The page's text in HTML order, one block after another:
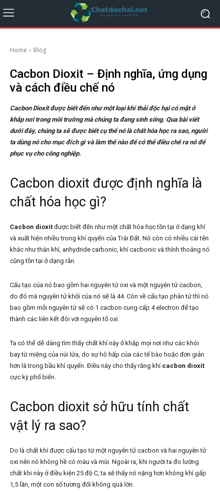
Home Blog
Cacbon Dioxit – Định nghĩa, ứng dụng
và cách điều chế nó
Cacbon Dioxit được biết đến như một loại khí thải độc hại có mặt ở
khắp nơi trong môi trường mà chúng ta đang sinh sống. Qua bài viết
dưới đây, chúng ta sẽ được biết cụ thể nó là chất hóa học ra sao, người
ta dùng nó cho mục đích gì và làm thế nào để có thể điều chế ra nó để
phục vụ cho công nghiệp.
Cacbon dioxit được định nghĩa là
chất hóa học gì?
Cacbon dioxit được biết đến như một chất hóa học tồn tại ở dạng khí
và xuất hiện nhiều trong khí quyển của Trái Đất. Nó còn có nhiều cái tên
khác như thán khí, anhydride carbonic, khí cacbonic và thỉnh thoảng nó
cũng tồn tại ở dạng rắn.
Cấu tạo của nó bao gồm hai nguyên tử oxi và một nguyên tử cacbon,
do đó mà nguyên tử khối của nó sẽ là 44. Còn về cấu tạo phân tử thì nó
bao gồm mỗi nguyên tử sẽ có 1 cacbon cung cấp 4 electron để tạo
thành các liên kết đôi với nguyên tố oxi.
Ta có thể dễ dàng tìm thấy chất khí này ở khắp mọi nơi như các khói
bay từ miệng của núi lửa, do sự hô hấp của các tế bào hoặc đơn giản
hơn là trong bầu khí quyển. Điều này cho thấy rằng khí cacbon dioxit
cực kỳ phổ biến.
Cacbon dioxit sở hữu tính chất
vật lý ra sao?
Do là chất khí được cấu tạo từ một nguyên tử cacbon và hai nguyên tử
oxi nên nó không hề có màu và mùi. Ngoài ra, khi người ta đo lường
chất khi này ở điều kiện 25 độ C, ta sẽ thấy nó nặng hơn không khí gấp
1,5 lần, một con số tương đối không quá lớn.